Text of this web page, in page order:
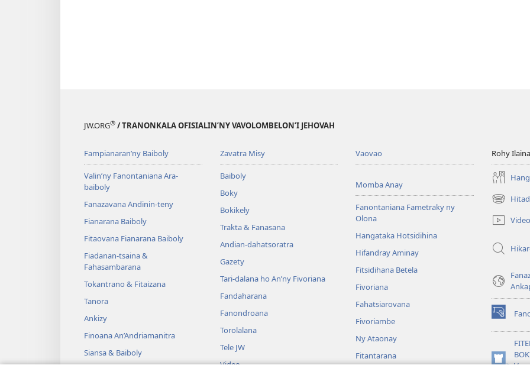
JW.ORG® / TRANONKALA OFISIALIN’NY VAVOLOMBELON’I JEHOVAH
Fampianaran’ny Baiboly
Valin’ny Fanontaniana Ara-
baiboly
Fanazavana Andinin-teny
Fianarana Baiboly
Fitaovana Fianarana Baiboly
Fiadanan-tsaina &
Fahasambarana
Tokantrano & Fitaizana
Tanora
Ankizy
Finoana An’Andriamanitra
Siansa & Baiboly
Zavatra Misy
Baiboly
Boky
Bokikely
Trakta & Fanasana
Andian-dahatsoratra
Gazety
Tari-dalana ho An’ny Fivoriana
Fandaharana
Fanondroana
Torolalana
Tele JW
Video
Vaovao
Momba Anay
Fanontaniana Fametraky ny
Olona
Hangataka Hotsidihina
Hifandray Aminay
Fitsidihana Betela
Fivoriana
Fahatsiarovana
Fivoriambe
Ny Ataonay
Fitantarana
Rohy Ilaina
rohy) Video
rohy)